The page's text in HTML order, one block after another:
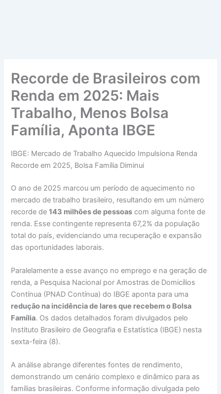
Recorde de Brasileiros com
Renda em 2025: Mais
Trabalho, Menos Bolsa
Família, Aponta IBGE
IBGE: Mercado de Trabalho Aquecido Impulsiona Renda
Recorde em 2025, Bolsa Família Diminui
O ano de 2025 marcou um período de aquecimento no
mercado de trabalho brasileiro, resultando em um número
recorde de143 milhões de pessoas com alguma fonte de
renda. Esse contingente representa 67,2% da população
total do país, evidenciando uma recuperação e expansão
das oportunidades laborais.
Paralelamente a esse avanço no emprego e na geração de
renda, a Pesquisa Nacional por Amostras de Domicílios
Contínua (PNAD Contínua) do IBGE aponta para uma
redução na incidência de lares que recebem o Bolsa
Família. Os dados detalhados foram divulgados pelo
Instituto Brasileiro de Geografia e Estatística (IBGE) nesta
sexta-feira (8).
A análise abrange diferentes fontes de rendimento,
demonstrando um cenário complexo e dinâmico para as
famílias brasileiras. Conforme informação divulgada pelo